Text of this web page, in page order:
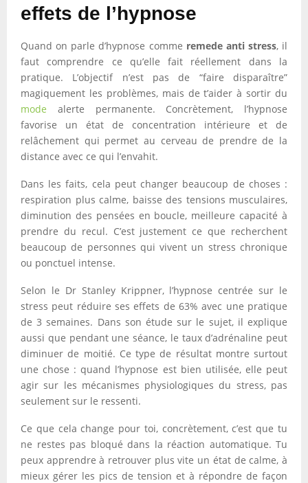
effets de l’hypnose
Quand on parle d’hypnose comme remede anti stress, il
faut comprendre ce qu’elle fait réellement dans la
pratique. L’objectif n’est pas de “faire disparaître”
magiquement les problèmes, mais de t’aider à sortir du
mode alerte permanente. Concrètement, l’hypnose
favorise un état de concentration intérieure et de
relâchement qui permet au cerveau de prendre de la
distance avec ce qui l’envahit.
Dans les faits, cela peut changer beaucoup de choses :
respiration plus calme, baisse des tensions musculaires,
diminution des pensées en boucle, meilleure capacité à
prendre du recul. C’est justement ce que recherchent
beaucoup de personnes qui vivent un stress chronique
ou ponctuel intense.
Selon le Dr Stanley Krippner, l’hypnose centrée sur le
stress peut réduire ses effets de 63% avec une pratique
de 3 semaines. Dans son étude sur le sujet, il explique
aussi que pendant une séance, le taux d’adrénaline peut
diminuer de moitié. Ce type de résultat montre surtout
une chose : quand l’hypnose est bien utilisée, elle peut
agir sur les mécanismes physiologiques du stress, pas
seulement sur le ressenti.
Ce que cela change pour toi, concrètement, c’est que tu
ne restes pas bloqué dans la réaction automatique. Tu
peux apprendre à retrouver plus vite un état de calme, à
mieux gérer les pics de tension et à répondre de façon